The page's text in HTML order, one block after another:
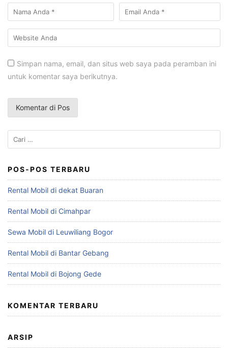
Simpan nama, email, dan situs web saya pada peramban ini
untuk komentar saya berikutnya.
Cari
untuk:
POS-POS TERBARU
Rental Mobil di dekat Buaran
Rental Mobil di Cimahpar
Sewa Mobil di Leuwiliang Bogor
Rental Mobil di Bantar Gebang
Rental Mobil di Bojong Gede
KOMENTAR TERBARU
ARSIP